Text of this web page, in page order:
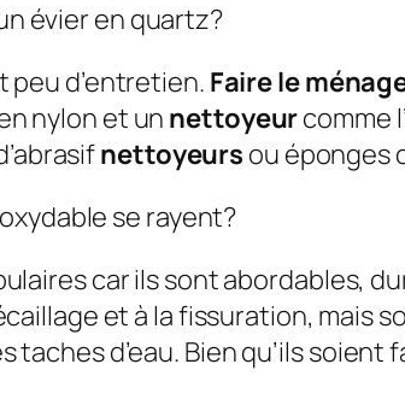
évier en quartz?
d’entretien. Faire le
nylon et un nettoyeurcomme
nettoyeurs ou éponges
se rayent?
car ils sont abordables,
et à la fissuration, mais
d’eau. Bien qu’ils